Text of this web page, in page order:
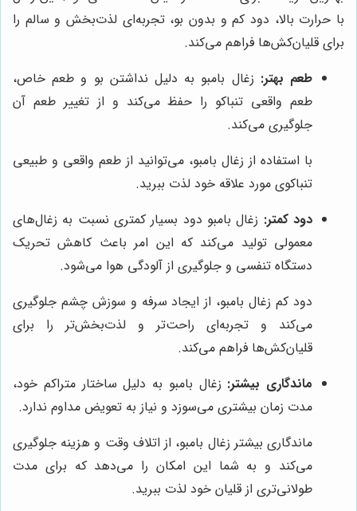
با حرارت بالا، دود کم و بدون بو، تجربه‌ای لذت‌بخش و سالم را
برای قلیان‌کش‌ها فراهم می‌کند.
طعم بهتر: زغال بامبو به دلیل نداشتن بو و طعم خاص،
طعم واقعی تنباکو را حفظ می‌کند و از تغییر طعم آن
جلوگیری می‌کند.
با استفاده از زغال بامبو، می‌توانید از طعم واقعی و طبیعی
تنباکوی مورد علاقه خود لذت ببرید.
دود کمتر: زغال بامبو دود بسیار کمتری نسبت به زغال‌های
معمولی تولید می‌کند که این امر باعث کاهش تحریک
دستگاه تنفسی و جلوگیری از آلودگی هوا می‌شود.
دود کم زغال بامبو، از ایجاد سرفه و سوزش چشم جلوگیری
می‌کند و تجربه‌ای راحت‌تر و لذت‌بخش‌تر را برای
قلیان‌کش‌ها فراهم می‌کند.
ماندگاری بیشتر: زغال بامبو به دلیل ساختار متراکم خود،
مدت زمان بیشتری می‌سوزد و نیاز به تعویض مداوم ندارد.
ماندگاری بیشتر زغال بامبو، از اتلاف وقت و هزینه جلوگیری
می‌کند و به شما این امکان را می‌دهد که برای مدت
طولانی‌تری از قلیان خود لذت ببرید.